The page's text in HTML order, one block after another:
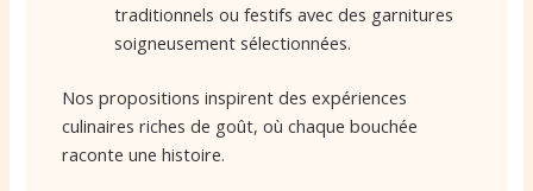
traditionnels ou festifs avec des garnitures
soigneusement sélectionnées.
Nos propositions inspirent des expériences
culinaires riches de goût, où chaque bouchée
raconte une histoire.